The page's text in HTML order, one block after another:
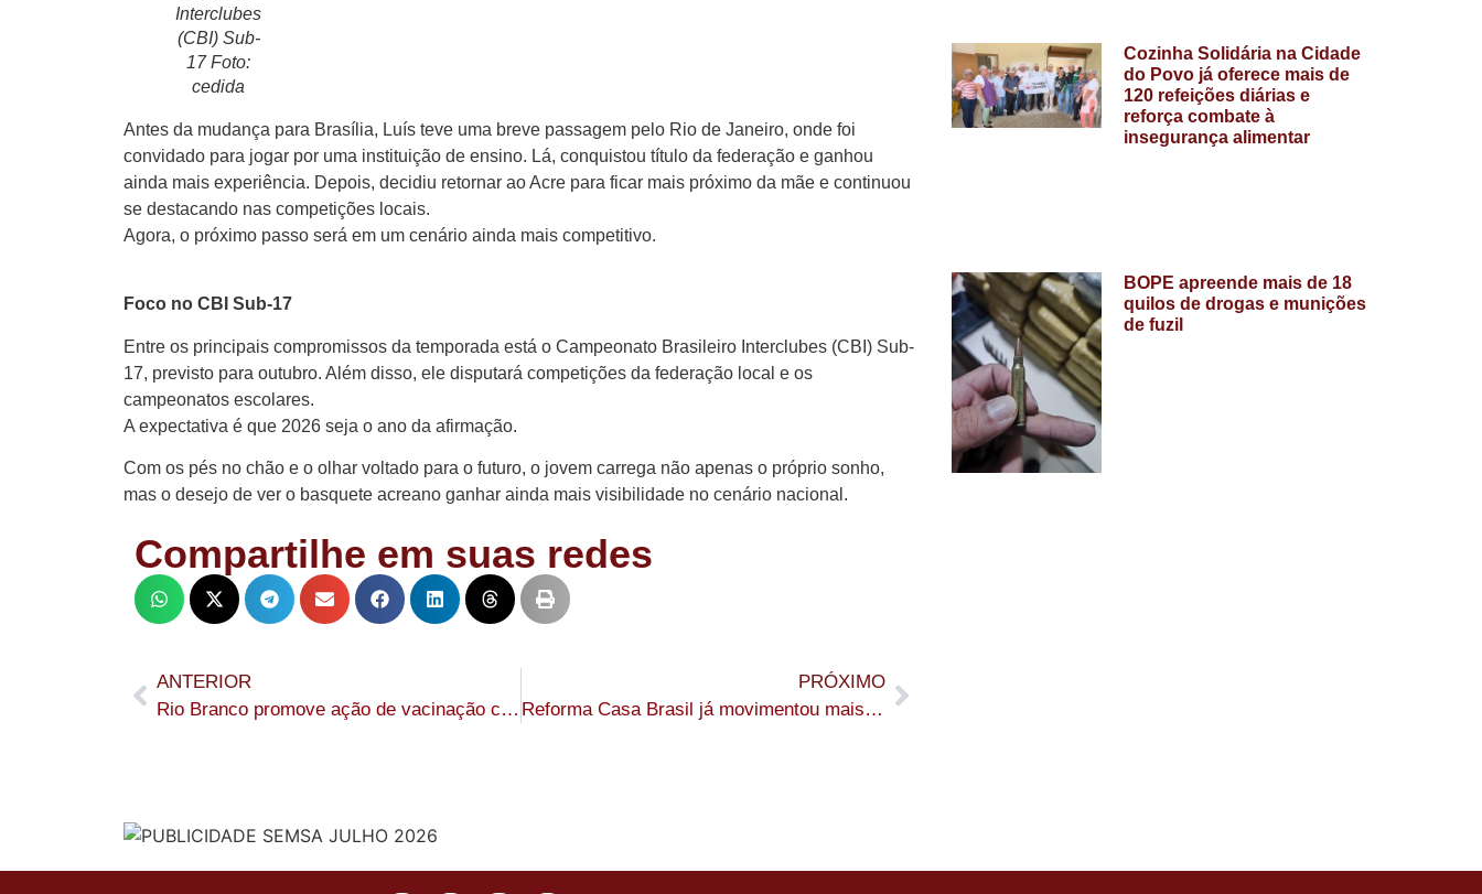
Interclubes
(CBI) Sub-
17 Foto:
cedida
Antes da mudança para Brasília, Luís teve uma breve passagem pelo Rio de Janeiro, onde foi
convidado para jogar por uma instituição de ensino. Lá, conquistou título da federação e ganhou
ainda mais experiência. Depois, decidiu retornar ao Acre para ficar mais próximo da mãe e continuou
se destacando nas competições locais.
Agora, o próximo passo será em um cenário ainda mais competitivo.
Foco no CBI Sub-17
Entre os principais compromissos da temporada está o Campeonato Brasileiro Interclubes (CBI) Sub-
17, previsto para outubro. Além disso, ele disputará competições da federação local e os
campeonatos escolares.
A expectativa é que 2026 seja o ano da afirmação.
Com os pés no chão e o olhar voltado para o futuro, o jovem carrega não apenas o próprio sonho,
mas o desejo de ver o basquete acreano ganhar ainda mais visibilidade no cenário nacional.
Compartilhe em suas redes
ANTERIOR
Rio Branco promove ação de vacinação contra meningite neste sábado
PRÓXIMO
Reforma Casa Brasil já movimentou mais de R$ 31 milhões no AC
Cozinha Solidária na Cidade
do Povo já oferece mais de
120 refeições diárias e
reforça combate à
insegurança alimentar
BOPE apreende mais de 18
quilos de drogas e munições
de fuzil